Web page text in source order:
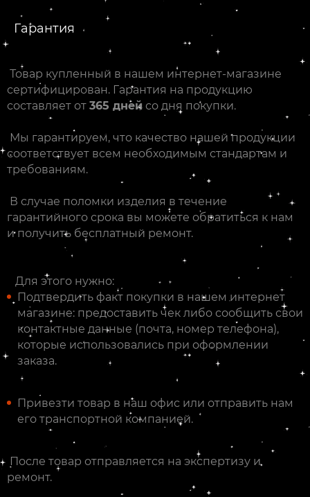
Гарантия
Товар купленный в нашем интернет-магазине
сертифицирован. Гарантия на продукцию
составляет от 365 дней со дня покупки.
Мы гарантируем, что качество нашей продукции
соответствует всем необходимым стандартам и
требованиям.
В случае поломки изделия в течение
гарантийного срока вы можете обратиться к нам
и получить бесплатный ремонт.
Для этого нужно:
Подтвердить факт покупки в нашем интернет
магазине: предоставить чек либо сообщить свои
контактные данные (почта, номер телефона),
которые использовались при оформлении
заказа.
Привезти товар в наш офис или отправить нам
его транспортной компанией.
После товар отправляется на экспертизу и
ремонт.